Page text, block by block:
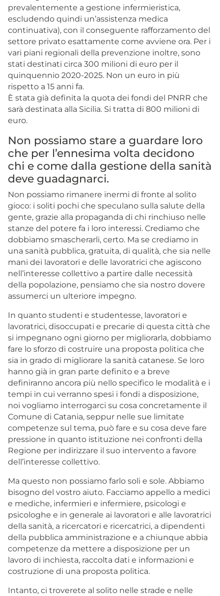
prevalentemente a gestione infermieristica,
escludendo quindi un’assistenza medica
continuativa), con il conseguente rafforzamento del
settore privato esattamente come avviene ora. Per i
vari piani regionali della prevenzione inoltre, sono
stati destinati circa 300 milioni di euro per il
quinquennio 2020-2025. Non un euro in più
rispetto a 15 anni fa.
È stata già definita la quota dei fondi del PNRR che
sarà destinata alla Sicilia. Si tratta di 800 milioni di
euro.
Non possiamo stare a guardare loro
che per l’ennesima volta decidono
chi e come dalla gestione della sanità
deve guadagnarci.
Non possiamo rimanere inermi di fronte al solito
gioco: i soliti pochi che speculano sulla salute della
gente, grazie alla propaganda di chi rinchiuso nelle
stanze del potere fa i loro interessi. Crediamo che
dobbiamo smascherarli, certo. Ma se crediamo in
una sanità pubblica, gratuita, di qualità, che sia nelle
mani dei lavoratori e delle lavoratrici che agiscono
nell’interesse collettivo a partire dalle necessità
della popolazione, pensiamo che sia nostro dovere
assumerci un ulteriore impegno.
In quanto studenti e studentesse, lavoratori e
lavoratrici, disoccupati e precarie di questa città che
si impegnano ogni giorno per migliorarla, dobbiamo
fare lo sforzo di costruire una proposta politica che
sia in grado di migliorare la sanità catanese. Se loro
hanno già in gran parte definito e a breve
definiranno ancora più nello specifico le modalità e i
tempi in cui verranno spesi i fondi a disposizione,
noi vogliamo interrogarci su cosa concretamente il
Comune di Catania, seppur nelle sue limitate
competenze sul tema, può fare e su cosa deve fare
pressione in quanto istituzione nei confronti della
Regione per indirizzare il suo intervento a favore
dell’interesse collettivo.
Ma questo non possiamo farlo soli e sole. Abbiamo
bisogno del vostro aiuto. Facciamo appello a medici
e mediche, infermieri e infermiere, psicologi e
psicologhe e in generale ai lavoratori e alle lavoratrici
della sanità, a ricercatori e ricercatrici, a dipendenti
della pubblica amministrazione e a chiunque abbia
competenze da mettere a disposizione per un
lavoro di inchiesta, raccolta dati e informazioni e
costruzione di una proposta politica.
Intanto, ci troverete al solito nelle strade e nelle